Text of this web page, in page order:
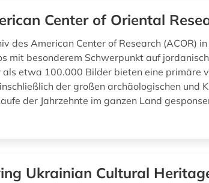
Center of Oriental
des American Center of Research (ACOR)
mit besonderem Schwerpunkt auf
als etwa 100.000 Bilder bieten eine primäre
der großen archäologischen und
der Jahrzehnte im ganzen Land
Ukrainian Cultural